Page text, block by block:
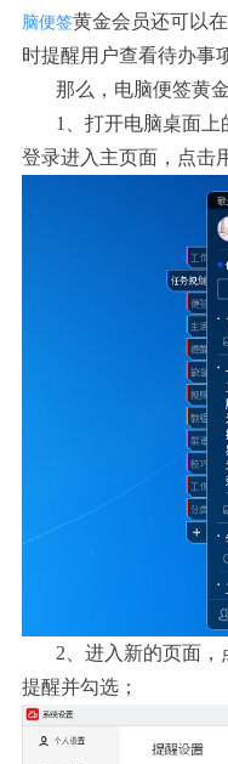
脑便签黄金会员还可以
时提醒用户查看待办事
那么，电脑便签黄
1、打开电脑桌面上
登录进入主页面，点击
2、进入新的页面
提醒并勾选；